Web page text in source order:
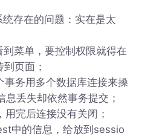
存在的问题：实在是太
菜单，要控制权限就得在
页面；
事务用多个数据库连接来操
丢失却依然事务提交；
完后连接没有关闭；
中的信息，给放到sessio